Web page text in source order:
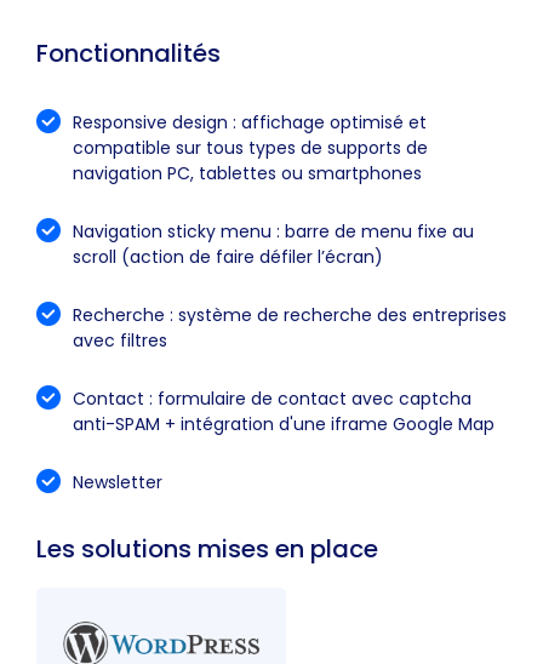
Fonctionnalités
Responsive design : affichage optimisé et
compatible sur tous types de supports de
navigation PC, tablettes ou smartphones
Navigation sticky menu : barre de menu fixe au
scroll (action de faire défiler l’écran)
Recherche : système de recherche des entreprises
avec filtres
Contact : formulaire de contact avec captcha
anti-SPAM + intégration d'une iframe Google Map
Newsletter
Les solutions mises en place